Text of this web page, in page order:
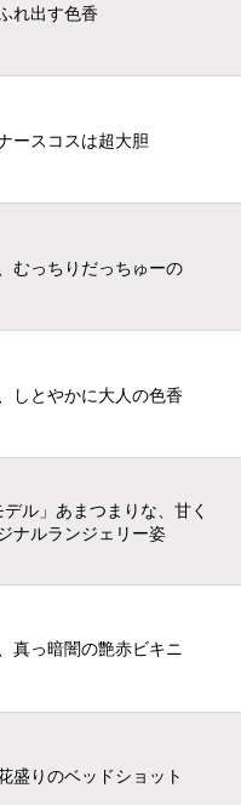
れ出す色香
ースコスは超大胆
むっちりだっちゅーの
しとやかに大人の色香
デル」あまつまりな、甘く
ナルランジェリー姿
真っ暗闇の艶赤ビキニ
盛りのベッドショット